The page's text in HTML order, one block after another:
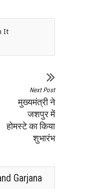
Next Post
मुख्यमंत्री ने
जशपुर में
होमस्टे का किया
शुभारंभ
Garjana